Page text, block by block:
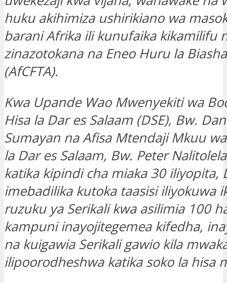
huku akihimiza ushirikiano wa
barani Afrika ili kunufaika kikamilifu
zinazotokana na Eneo Huru la
(AfCFTA).
Kwa Upande Wao Mwenyekiti wa
Hisa la Dar es Salaam (DSE), Bw.
Sumayan na Afisa Mtendaji Mkuu
la Dar es Salaam, Bw. Peter
katika kipindi cha miaka 30 iliyopita,
imebadilika kutoka taasisi iliyokuwa
ruzuku ya Serikali kwa asilimia 100
kampuni inayojitegemea kifedha,
na kuigawia Serikali gawio kila
ilipoorodheshwa katika soko la hisa